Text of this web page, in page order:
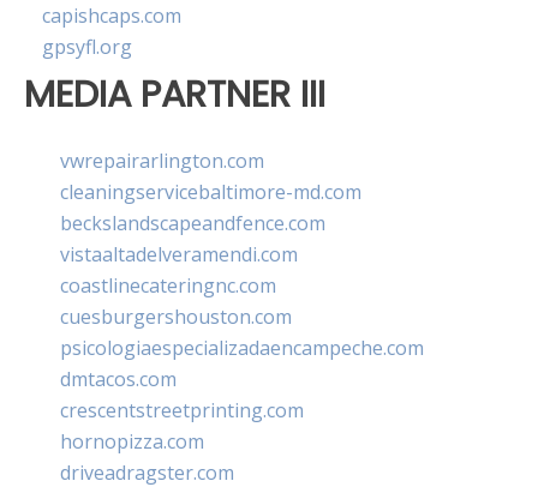
capishcaps.com
gpsyfl.org
MEDIA PARTNER III
vwrepairarlington.com
cleaningservicebaltimore-md.com
beckslandscapeandfence.com
vistaaltadelveramendi.com
coastlinecateringnc.com
cuesburgershouston.com
psicologiaespecializadaencampeche.com
dmtacos.com
crescentstreetprinting.com
hornopizza.com
driveadragster.com